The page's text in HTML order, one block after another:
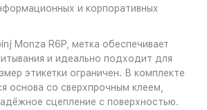
и корпоративных
Monza R6P, метка обеспечивает
и идеально подходит для
этикетки ограничен. В комплекте
основа со сверхпрочным клеем,
сцепление с поверхностью.